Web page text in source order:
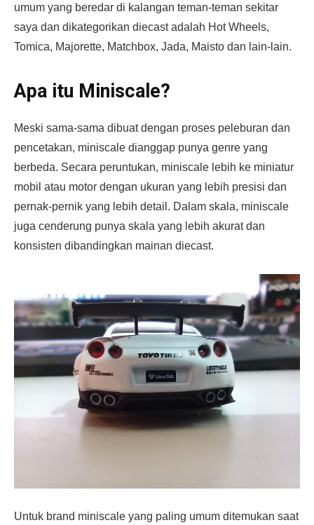
umum yang beredar di kalangan teman-teman sekitar
saya dan dikategorikan diecast adalah Hot Wheels,
Tomica, Majorette, Matchbox, Jada, Maisto dan lain-lain.
Apa itu Miniscale?
Meski sama-sama dibuat dengan proses peleburan dan
pencetakan, miniscale dianggap punya genre yang
berbeda. Secara peruntukan, miniscale lebih ke miniatur
mobil atau motor dengan ukuran yang lebih presisi dan
pernak-pernik yang lebih detail. Dalam skala, miniscale
juga cenderung punya skala yang lebih akurat dan
konsisten dibandingkan mainan diecast.
Untuk brand miniscale yang paling umum ditemukan saat